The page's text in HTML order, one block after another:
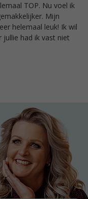
TOP. Nu voel ik
Mijn
helemaal leuk! Ik wil
jullie had ik vast niet